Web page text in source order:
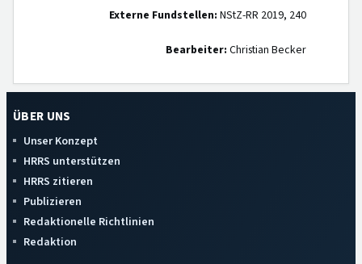
Externe Fundstellen: NStZ-RR 2019, 240
Bearbeiter: Christian Becker
ÜBER UNS
Unser Konzept
HRRS unterstützen
HRRS zitieren
Publizieren
Redaktionelle Richtlinien
Redaktion